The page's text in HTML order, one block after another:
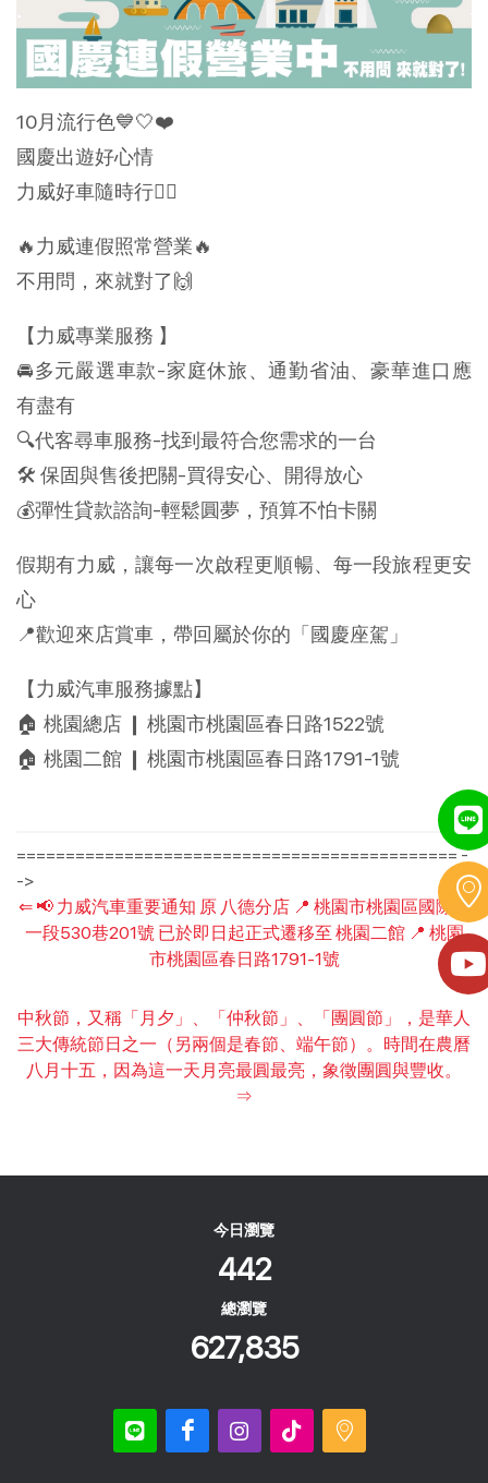
10月流行色💙🤍❤️
國慶出遊好心情
力威好車隨時行👌🏻
🔥力威連假照常營業🔥
不用問，來就對了🙌
【力威專業服務 】
🚘多元嚴選車款-家庭休旅、通勤省油、豪華進口應
有盡有
🔍代客尋車服務-找到最符合您需求的一台
🛠 保固與售後把關-買得安心、開得放心
💰彈性貸款諮詢-輕鬆圓夢，預算不怕卡關
假期有力威，讓每一次啟程更順暢、每一段旅程更安
心
📍歡迎來店賞車，帶回屬於你的「國慶座駕」
【力威汽車服務據點】
🏠 桃園總店 ❙ 桃園市桃園區春日路1522號
🏠 桃園二館 ❙ 桃園市桃園區春日路1791-1號
============================================= -
->
⇐ 📢 力威汽車重要通知 原 八德分店 📍 桃園市桃園區國際路
一段530巷201號 已於即日起正式遷移至 桃園二館 📍 桃園
市桃園區春日路1791-1號
中秋節，又稱「月夕」、「仲秋節」、「團圓節」，是華人
三大傳統節日之一（另兩個是春節、端午節）。時間在農曆
八月十五，因為這一天月亮最圓最亮，象徵團圓與豐收。
⇒
今日瀏覽
442
總瀏覽
627,835